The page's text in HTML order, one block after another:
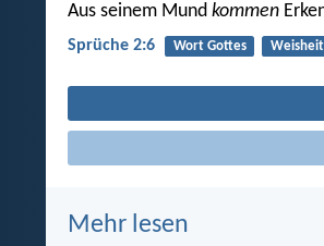
Aus seinem Mund kommen
Sprüche 2:6 Wort Gottes Weisheit
Mehr lesen